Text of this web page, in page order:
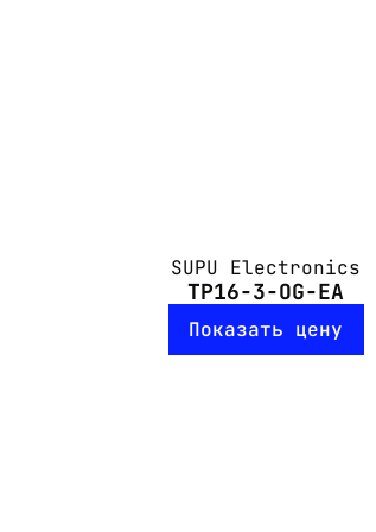
SUPU Electronics
TP16-3-OG-EA
Показать цену